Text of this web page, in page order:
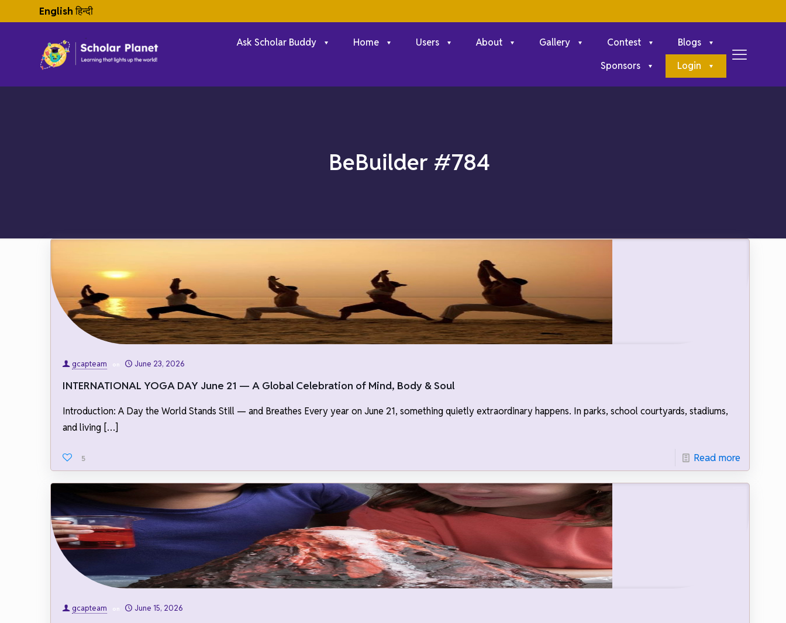
English हिन्दी
Ask Scholar Buddy Home Users About Gallery Contest
Blogs
Sponsors
Login
BeBuilder #784
gcapteam on June 23, 2026
INTERNATIONAL YOGA DAY June 21 — A Global Celebration of Mind, Body & Soul
Introduction: A Day the World Stands Still — and Breathes Every year on June 21, something quietly extraordinary happens. In parks, school courtyards, stadiums,
and living […]
5 Read more
gcapteam on June 15, 2026